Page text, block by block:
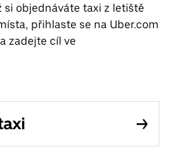
si objednáváte taxi z letiště
přihlaste se na Uber.com
zadejte cíl ve